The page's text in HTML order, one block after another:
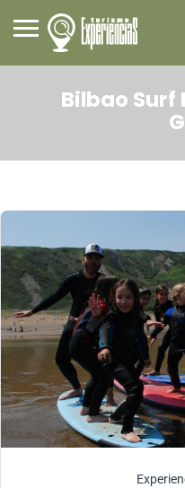
Bilbao Surf